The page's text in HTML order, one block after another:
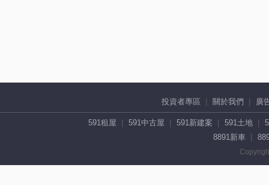
投資者專區 關於我們 廣
591租屋 591中古屋 591新建案 591土地
8891新車